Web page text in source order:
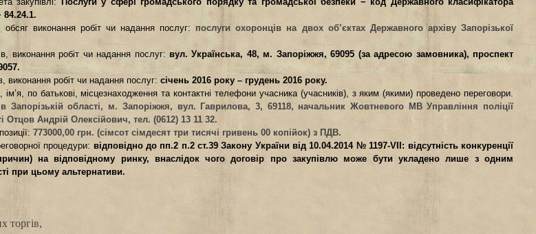
84.24.1.
обсяг виконання робіт чи надання послуг: послуги охоронців на двох об’єктах Державного архіву Запорізької
виконання робіт чи надання послуг:вул. Українська, 48,м. Запоріжжя, 69095 (за адресою замовника), проспект
виконання робіт чи надання послуг:січень 2016 року – грудень 2016 року.
по батькові, місцезнаходження та контактні телефони учасника (учасників), з яким (якими) проведено переговори.
Запорізькій області, м. Запоріжжя, вул. Гаврилова, 3, 69118, начальник Жовтневого МВ Управління поліції
Отцов Андрій Олексійович, тел. (0612) 13 11 32.
773000,00 грн. (сімсот сімдесят три тисячі гривень 00 копійок) з ПДВ.
процедури: відповідно до пп.2 п.2 ст.39 Закону України від 10.04.2014 № 1197-VII: відсутність конкуренції
на відповідному ринку, внаслідок чого договір про закупівлю може бути укладено лише з одним
при цьому альтернативи.
торгів,